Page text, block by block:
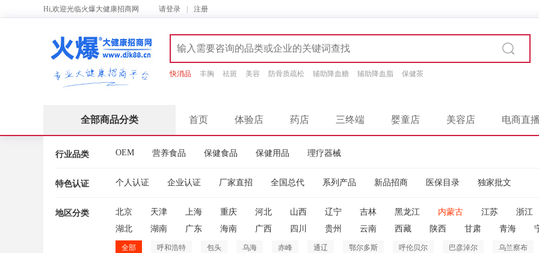
Hi,欢迎光临火爆大健康招商网 请登录 注册
快消品 丰胸 祛斑 美容 防骨质疏松 辅助降血糖 辅助降血脂 保健茶
全部商品分类 首页 体验店 药店 三终端 婴童店 美容店 电商直
行业品类 OEM 营养食品 保健食品 保健用品 理疗器械
特色认证 个人认证 企业认证 厂家直招 全国总代 系列产品 新品招商 医保目录 独家批文
地区分类 北京 天津 上海 重庆 河北 山西 辽宁 吉林 黑龙江 内蒙古 江苏
浙江
湖北
湖南 广东 海南 广西 四川 贵州 云南 西藏 陕西 甘肃 青海
全部 呼和浩特 包头 乌海 赤峰 通辽 鄂尔多斯 呼伦贝尔 巴彦淖尔 乌兰察布